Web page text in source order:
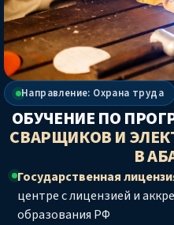
Направление: Охрана труда
ОБУЧЕНИЕ ПО
СВАРЩИКОВ И
В
Государственная
центре с лицензией и
образования РФ